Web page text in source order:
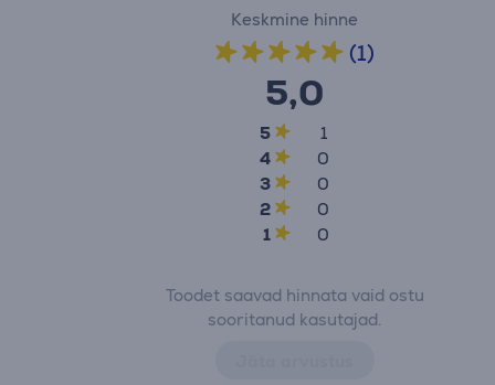
Keskmine hinne
(1)
5,0
5
1
4
0
3
0
2
0
1
0
Toodet saavad hinnata vaid ostu
sooritanud kasutajad.